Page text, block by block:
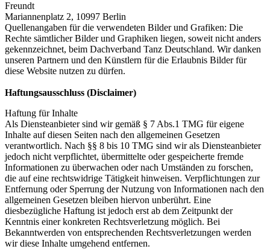
Freundt
Mariannenplatz 2, 10997 Berlin
Quellenangaben für die verwendeten Bilder und Grafiken: Die
Rechte sämtlicher Bilder und Graphiken liegen, soweit nicht anders
gekennzeichnet, beim Dachverband Tanz Deutschland. Wir danken
unseren Partnern und den Künstlern für die Erlaubnis Bilder für
diese Website nutzen zu dürfen.
Haftungsausschluss (Disclaimer)
Haftung für Inhalte
Als Diensteanbieter sind wir gemäß § 7 Abs.1 TMG für eigene
Inhalte auf diesen Seiten nach den allgemeinen Gesetzen
verantwortlich. Nach §§ 8 bis 10 TMG sind wir als Diensteanbieter
jedoch nicht verpflichtet, übermittelte oder gespeicherte fremde
Informationen zu überwachen oder nach Umständen zu forschen,
die auf eine rechtswidrige Tätigkeit hinweisen. Verpflichtungen zur
Entfernung oder Sperrung der Nutzung von Informationen nach den
allgemeinen Gesetzen bleiben hiervon unberührt. Eine
diesbezügliche Haftung ist jedoch erst ab dem Zeitpunkt der
Kenntnis einer konkreten Rechtsverletzung möglich. Bei
Bekanntwerden von entsprechenden Rechtsverletzungen werden
wir diese Inhalte umgehend entfernen.